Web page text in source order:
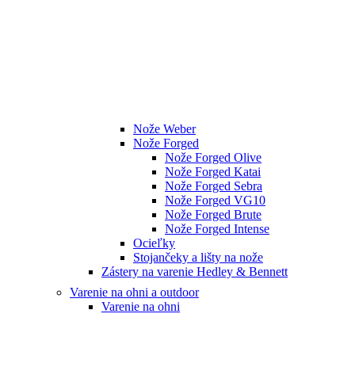
Nože Weber
Nože Forged
Nože Forged Olive
Nože Forged Katai
Nože Forged Sebra
Nože Forged VG10
Nože Forged Brute
Nože Forged Intense
Ocieľky
Stojančeky a lišty na nože
Zástery na varenie Hedley & Bennett
Varenie na ohni a outdoor
Varenie na ohni